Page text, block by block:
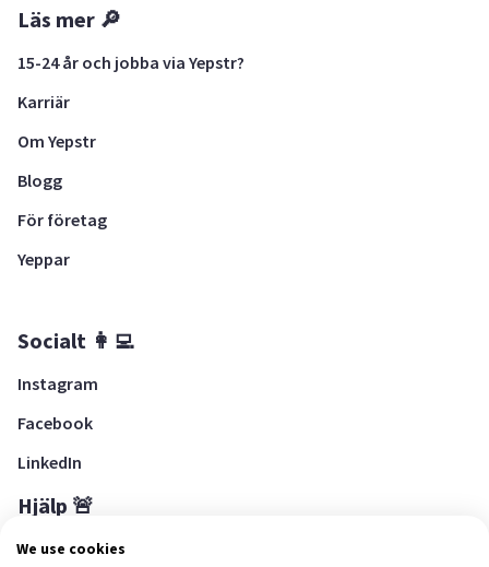
Läs mer 🔎
15-24 år och jobba via Yepstr?
Karriär
Om Yepstr
Blogg
För företag
Yeppar
Socialt 👩‍💻
Instagram
Facebook
LinkedIn
Hjälp 🚨
Hjälpcenter
We use cookies